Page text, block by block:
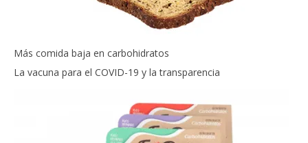
Más comida baja en carbohidratos
La vacuna para el COVID-19 y la transparencia